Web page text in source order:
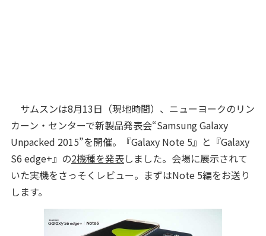
サムスンは8月13日（現地時間）、ニューヨークのリン
カーン・センターで新製品発表会“Samsung Galaxy
Unpacked 2015”を開催。『Galaxy Note 5』と『Galaxy
S6 edge+』の2機種を発表しました。会場に展示されて
いた実機をさっそくレビュー。まずはNote 5編をお送り
します。